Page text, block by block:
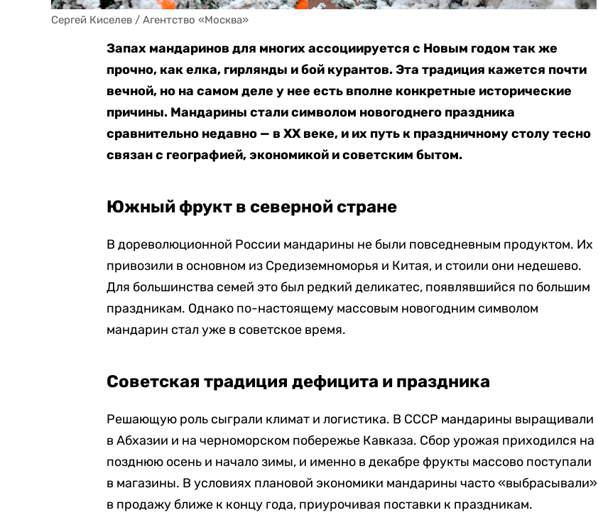
Сергей Киселев / Агентство «Москва»
Запах мандаринов для многих ассоциируется с Новым годом так же
прочно, как елка, гирлянды и бой курантов. Эта традиция кажется почти
вечной, но на самом деле у нее есть вполне конкретные исторические
причины. Мандарины стали символом новогоднего праздника
сравнительно недавно — в XX веке, и их путь к праздничному столу тесно
связан с географией, экономикой и советским бытом.
Южный фрукт в северной стране
В дореволюционной России мандарины не были повседневным продуктом. Их
привозили в основном из Средиземноморья и Китая, и стоили они недешево.
Для большинства семей это был редкий деликатес, появлявшийся по большим
праздникам. Однако по-настоящему массовым новогодним символом
мандарин стал уже в советское время.
Советская традиция дефицита и праздника
Решающую роль сыграли климат и логистика. В СССР мандарины выращивали
в Абхазии и на черноморском побережье Кавказа. Сбор урожая приходился на
позднюю осень и начало зимы, и именно в декабре фрукты массово поступали
в магазины. В условиях плановой экономики мандарины часто «выбрасывали»
в продажу ближе к концу года, приурочивая поставки к праздникам.